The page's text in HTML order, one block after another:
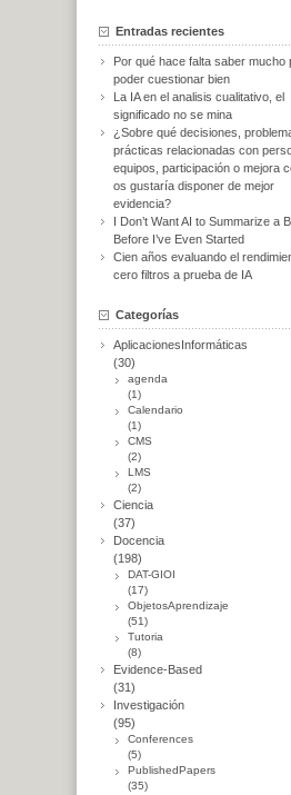
Entradas recientes
Por qué hace falta saber mucho
poder cuestionar bien
La IA en el analisis cualitativo, el
significado no se mina
¿Sobre qué decisiones,
prácticas relacionadas con
equipos, participación o mejora
os gustaría disponer de mejor
evidencia?
I Don’t Want AI to Summarize a
Before I’ve Even Started
Cien años evaluando el
cero filtros a prueba de IA
Categorías
AplicacionesInformáticas
(30)
agenda
(1)
Calendario
(1)
CMS
(2)
LMS
(2)
Ciencia
(37)
Docencia
(198)
DAT-GIOI
(17)
ObjetosAprendizaje
(51)
Tutoria
(8)
Evidence-Based
(31)
Investigación
(95)
Conferences
(5)
PublishedPapers
(35)